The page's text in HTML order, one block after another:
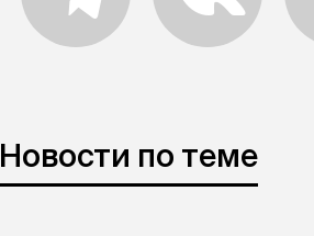
Новости по теме